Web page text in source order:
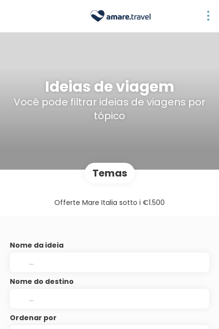
Ideias de viagem
Você pode filtrar ideias de viagens por
tópico
Temas
Offerte Mare Italia sotto i €1.500
Nome da ideia
Nome do destino
Ordenar por